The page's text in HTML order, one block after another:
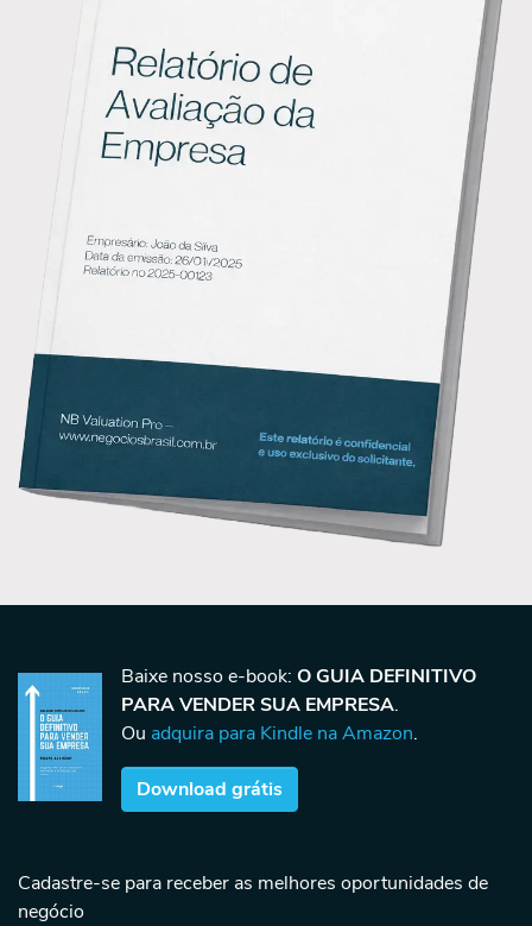
Baixe nosso e-book: O GUIA DEFINITIVO
PARA VENDER SUA EMPRESA.
Ou adquira para Kindle na Amazon.
Download grátis
Cadastre-se para receber as melhores oportunidades de
negócio